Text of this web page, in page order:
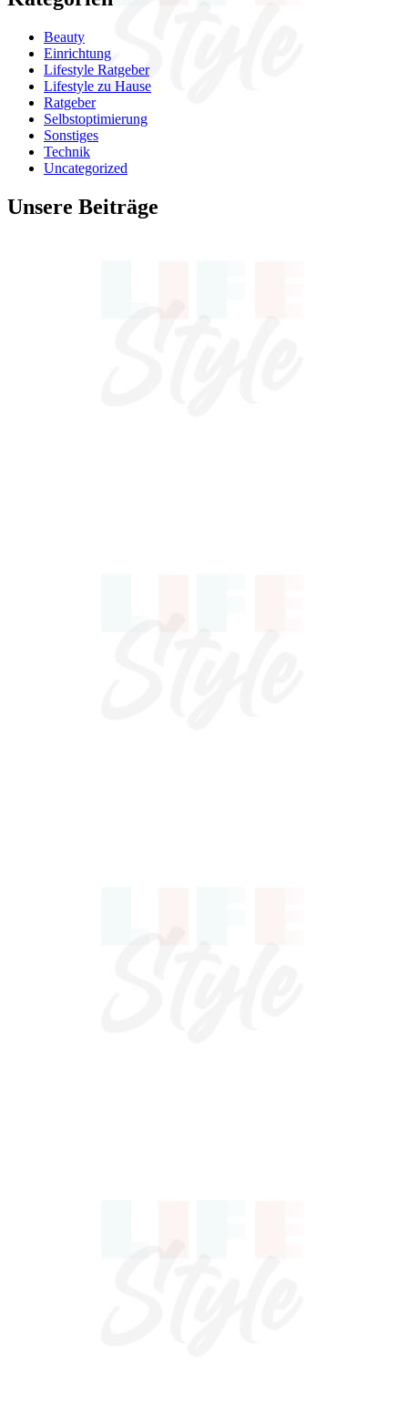
Beauty
Einrichtung
Lifestyle Ratgeber
Lifestyle zu Hause
Ratgeber
Selbstoptimierung
Sonstiges
Technik
Uncategorized
Unsere Beiträge